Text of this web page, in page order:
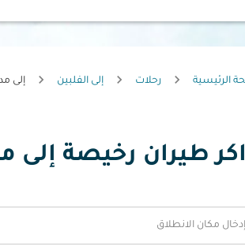
الرئيسية رحلات إلى الفلبين إلى
طيران رخيصة إلى